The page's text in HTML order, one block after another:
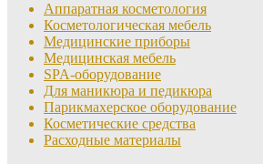
Аппаратная косметология
Косметологическая мебель
Медицинские приборы
Медицинская мебель
SPA-оборудование
Для маникюра и педикюра
Парикмахерское оборудование
Косметические средства
Расходные материалы